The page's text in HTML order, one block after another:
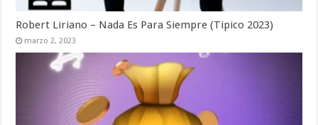
Robert Liriano – Nada Es Para Siempre (Tipico 2023)
marzo 2, 2023